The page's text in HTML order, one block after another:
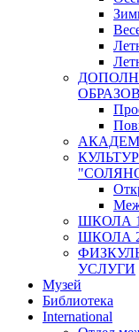
ШКОЛА
ШКОЛА
УСЛУГИ
Музей
Библиотека
International